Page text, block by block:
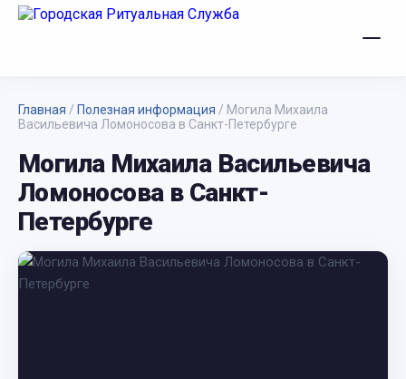
Главная / Полезная информация / Могила Михаила
Васильевича Ломоносова в Санкт-Петербурге
Могила Михаила Васильевича
Ломоносова в Санкт-
Петербурге